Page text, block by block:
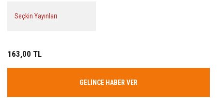
Seçkin Yayınları
163,00 TL
GELİNCE HABER VER